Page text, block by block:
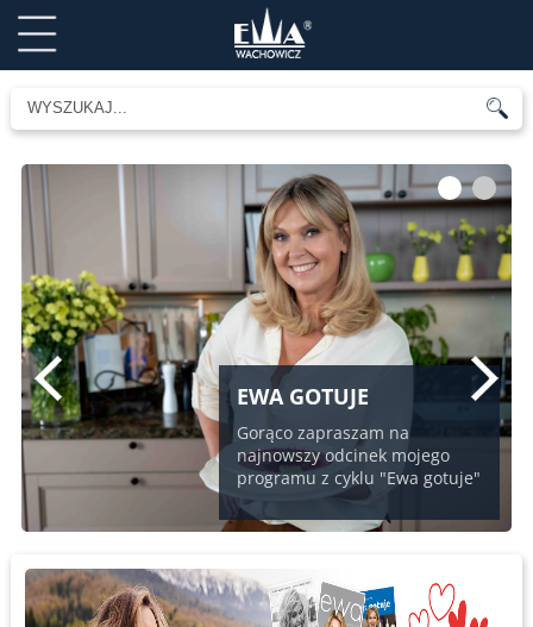
EWA GOTUJE
Gorąco zapraszam na
najnowszy odcinek mojego
programu z cyklu "Ewa gotuje"
1 2